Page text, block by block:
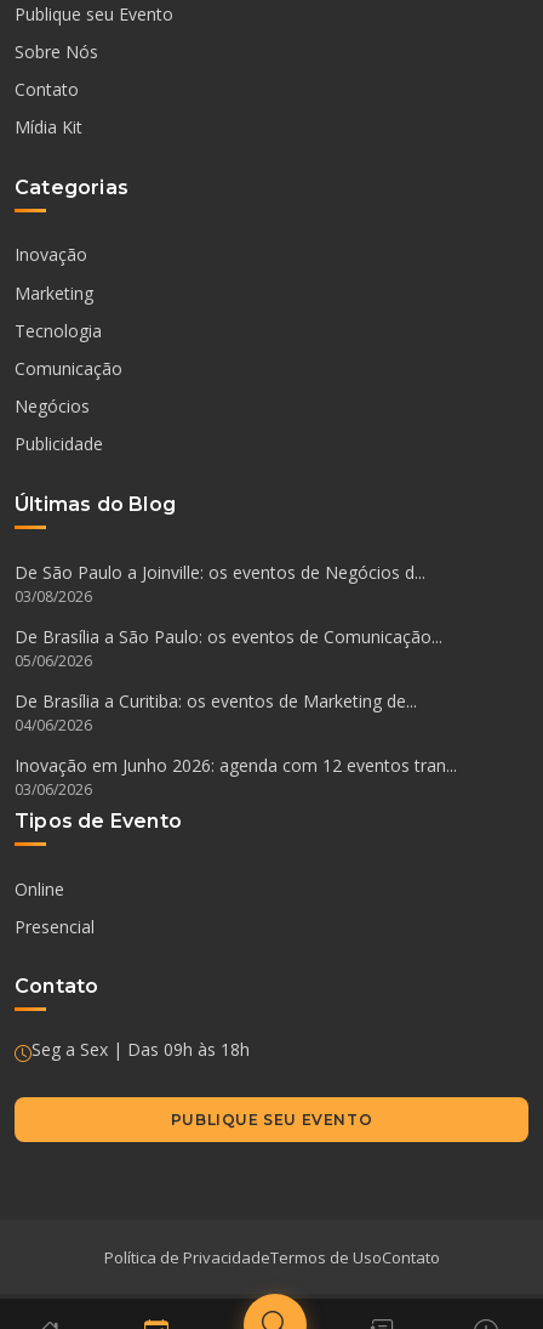
Publique seu Evento
Sobre Nós
Contato
Mídia Kit
Categorias
Inovação
Marketing
Tecnologia
Comunicação
Negócios
Publicidade
Últimas do Blog
De São Paulo a Joinville: os eventos de Negócios d...
03/08/2026
De Brasília a São Paulo: os eventos de Comunicação...
05/06/2026
De Brasília a Curitiba: os eventos de Marketing de...
04/06/2026
Inovação em Junho 2026: agenda com 12 eventos tran...
03/06/2026
Tipos de Evento
Online
Presencial
Contato
Seg a Sex | Das 09h às 18h
PUBLIQUE SEU EVENTO
Política de PrivacidadeTermos de UsoContato